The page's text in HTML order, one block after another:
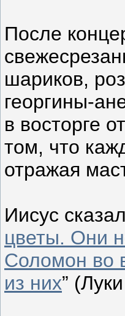
После
шариков,
георгины-
в восторге
том, что
отражая
Иисус
цветы. Они
Соломон во
из них”